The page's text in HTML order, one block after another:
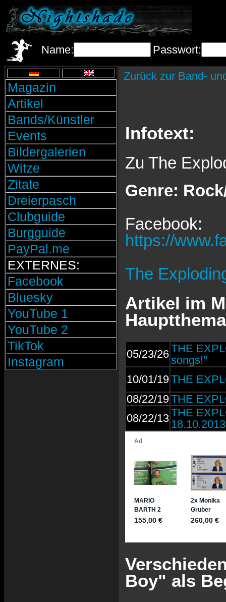
Name: Passwort:
Magazin
Artikel
Bands/Künstler
Events
Bildergalerien
Witze
Zitate
Dreierpasch
Clubguide
Burgguide
PayPal.me
EXTERNES:
Facebook
Bluesky
YouTube 1
YouTube 2
TikTok
Instagram
Zurück zur Band-
Infotext:
Zu The
Genre:
Facebook:
https://
The
Artikel im
05/23/26THE
songs!"
10/01/19THE
08/22/19THE
08/22/13THE
Boy" als